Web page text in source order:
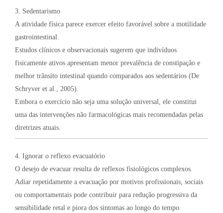
3. Sedentarismo
A atividade física parece exercer efeito favorável sobre a motilidade
gastrointestinal.
Estudos clínicos e observacionais sugerem que indivíduos
fisicamente ativos apresentam menor prevalência de constipação e
melhor trânsito intestinal quando comparados aos sedentários (De
Schryver et al., 2005).
Embora o exercício não seja uma solução universal, ele constitui
uma das intervenções não farmacológicas mais recomendadas pelas
diretrizes atuais.
4. Ignorar o reflexo evacuatório
O desejo de evacuar resulta de reflexos fisiológicos complexos.
Adiar repetidamente a evacuação por motivos profissionais, sociais
ou comportamentais pode contribuir para redução progressiva da
sensibilidade retal e piora dos sintomas ao longo do tempo.